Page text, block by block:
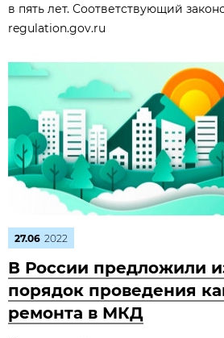
в пять лет. Соответствующий
regulation.gov.ru
27.06 2022
В России предложили
порядок проведения
ремонта в МКД